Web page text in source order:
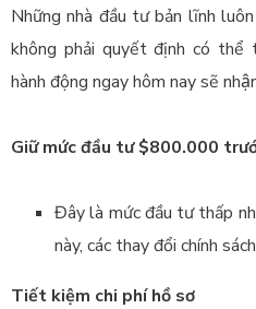
Những nhà đầu tư bản lĩnh
không phải quyết định có thể
hành động ngay hôm nay sẽ
Giữ mức đầu tư $800.000
Đây là mức đầu tư thấp
này, các thay đổi chính
Tiết kiệm chi phí hồ sơ